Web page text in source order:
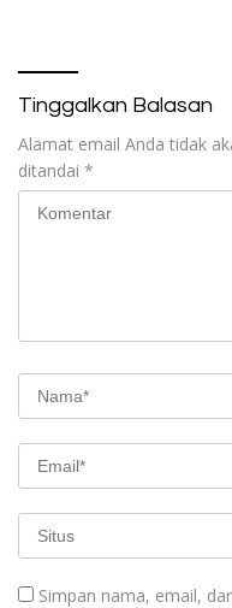
Tinggalkan Balasan
Alamat email Anda tidak
ditandai *
Simpan nama, email,